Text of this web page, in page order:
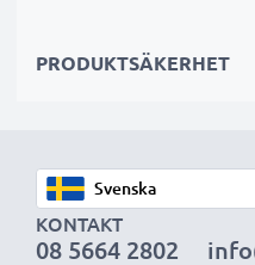
både proffs och amatörer.
kvaliteten. Beställ nu!
PRODUKTSÄKERHET
KONTAKT
08 5664 2802